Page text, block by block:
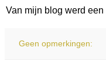
Van mijn blog werd een
Geen opmerkingen: